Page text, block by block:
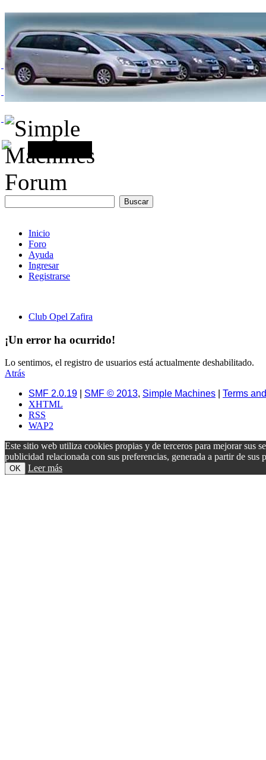
Inicio
Foro
Ayuda
Ingresar
Registrarse
Club Opel Zafira
¡Un error ha ocurrido!
Lo sentimos, el registro de usuarios está actualmente deshabilitado.
Atrás
SMF 2.0.19
SMF © 2013, Simple Machines
Terms
XHTML
RSS
WAP2
Este sitio web utiliza cookies propias y de terceros para mejorar sus
publicidad relacionada con sus preferencias, generada a partir de
OK Leer más